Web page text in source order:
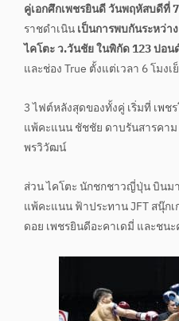
คู่เอกศึกเพชรยินดี วันพฤหัสบดีที่
ราชดำเนินเป็นการพบกันระหว่า
ไคโตะ ว.วันชัย ในพิกัด 123 ปอน
และช่อง True ตั้งแต่เวลา 6 โมง
3 ไฟต์หลังสุดของทั้งคู่ เริ่มที่ เพช
แพ้คะแนน ชัชชัย ดาบรันสารคา
พรวิวัฒน์
ส่วน ไคโตะ นักชกชาวญี่ปุ่น บิน
แพ้คะแนน ฟ้าประทาน JFT สนุ๊ก
ดอย เพชรยินดีอะคาเดมี่ และชน